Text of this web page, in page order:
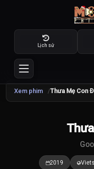
Lịch sử
Xem phim Thưa Mẹ Con
2019